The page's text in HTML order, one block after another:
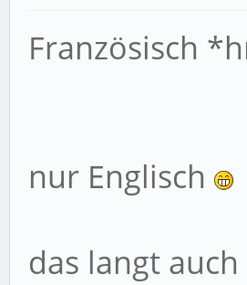
Französisch
nur Englisch
das langt